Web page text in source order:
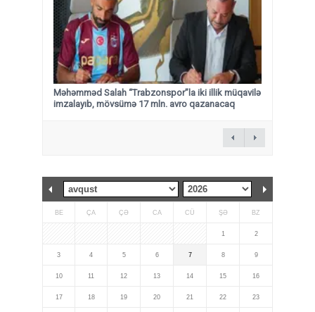
Məhəmməd Salah “Trabzonspor”la iki illik müqavilə
imzalayıb, mövsümə 17 mln. avro qazanacaq
BE ÇA ÇƏ CA CÜ ŞƏ BZ
1 2
3 4 5 6 7 8 9
10 11 12 13 14 15 16
17 18 19 20 21 22 23